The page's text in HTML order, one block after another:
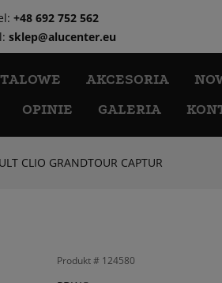
+48 692 752 562
sklep@alucenter.eu
AKCESORIA
OPINIE
GALERIA
CLIO GRANDTOUR CAPTUR
Produkt # 124580